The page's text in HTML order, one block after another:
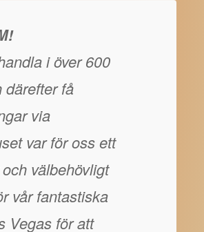
i över 600
därefter få
via
var för oss ett
välbehövligt
vår fantastiska
Vegas för att